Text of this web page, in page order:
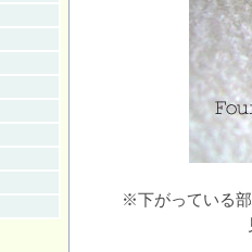
※下がっている